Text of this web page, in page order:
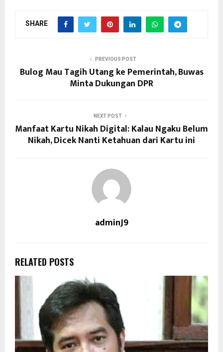
SHARE
PREVIOUS POST
Bulog Mau Tagih Utang ke Pemerintah, Buwas
Minta Dukungan DPR
NEXT POST
Manfaat Kartu Nikah Digital: Kalau Ngaku Belum
Nikah, Dicek Nanti Ketahuan dari Kartu ini
adminJ9
RELATED POSTS